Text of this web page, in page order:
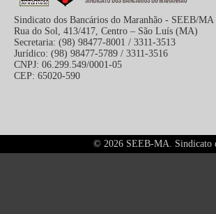
Sindicato dos Bancários do Maranhão - SEEB/MA
Rua do Sol, 413/417, Centro – São Luís (MA)
Secretaria: (98) 98477-8001 / 3311-3513
Jurídico: (98) 98477-5789 / 3311-3516
CNPJ: 06.299.549/0001-05
CEP: 65020-590
© 2026 SEEB-MA. Sindicato